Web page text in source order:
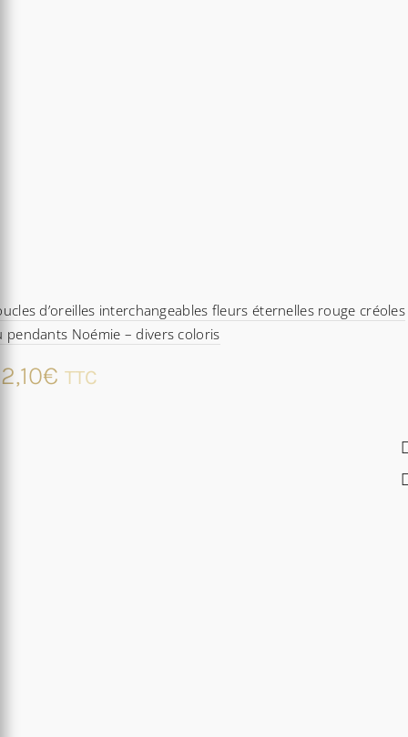
d’oreilles interchangeables fleurs éternelles rouge créoles
pendants Noémie – divers coloris
€ TTC